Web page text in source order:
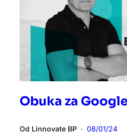
Obuka za
Od Linnovate BP • 08/01/24